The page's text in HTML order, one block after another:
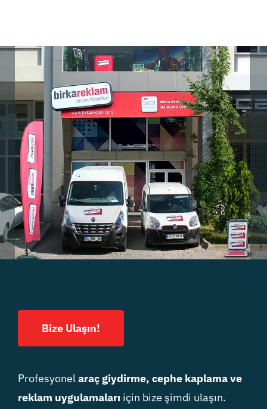
Bize Ulaşın!
Profesyonelaraç giydirme, cephe kaplama ve
reklam uygulamaları için bize şimdi ulaşın.